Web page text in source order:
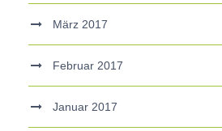
März 2017
Februar 2017
Januar 2017